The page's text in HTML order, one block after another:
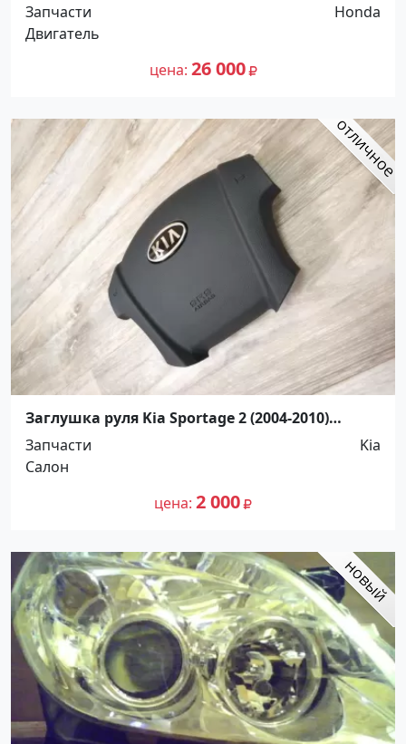
Запчасти
Honda
Двигатель
цена 26 000
Заглушка руля Kia Sportage 2 (2004-2010)
Краснодар
Запчасти
Kia
Салон
цена 2 000